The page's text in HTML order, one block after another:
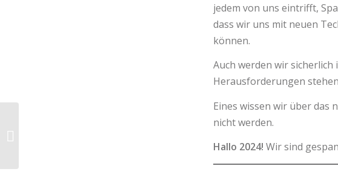
jedem von uns eintrifft,
dass wir uns mit neuen
können.
Auch werden wir
Herausforderungen
Eines wissen wir über das
nicht werden.
Hallo 2024! Wir sind